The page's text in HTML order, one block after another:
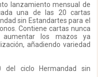
lanzamiento mensual de
una de las 20 cartas
sin Estandartes para el
Contiene cartas nunca
aumentar los mazos ya
añadiendo variedad
ciclo Hermandad sin